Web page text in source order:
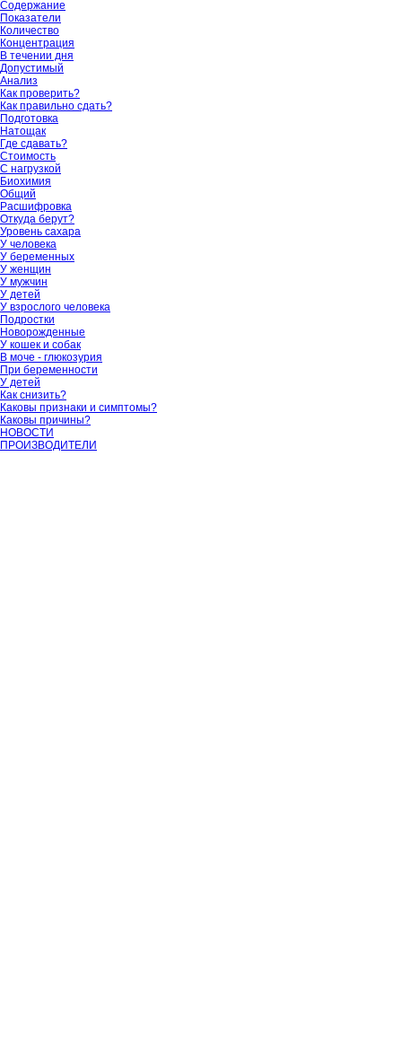
Содержание
Показатели
Количество
Концентрация
В течении дня
Допустимый
Анализ
Как проверить?
Как правильно сдать?
Подготовка
Натощак
Где сдавать?
Стоимость
С нагрузкой
Биохимия
Общий
Расшифровка
Откуда берут?
Уровень сахара
У человека
У беременных
У женщин
У мужчин
У детей
У взрослого человека
Подростки
Новорожденные
У кошек и собак
В моче - глюкозурия
При беременности
У детей
Как снизить?
Каковы признаки и симптомы?
Каковы причины?
НОВОСТИ
ПРОИЗВОДИТЕЛИ